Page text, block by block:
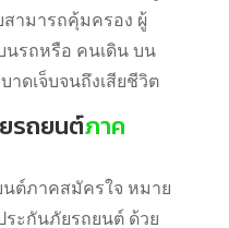
รถหรือ คนเดิน บน
ดเจ็บจนถึงเสียชีวิต
รถยนต์ภาค
ต์ภาคสมัครใจ หมาย
ระกันภัยรถยนต์ ด้วย
รถทำก็ได้ ไม่ทำก็ได้